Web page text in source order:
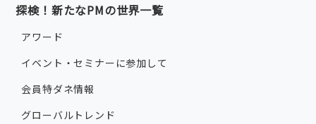
探検！新たなPMの世界一覧
アワード
イベント・セミナーに参加して
会員特ダネ情報
グローバルトレンド